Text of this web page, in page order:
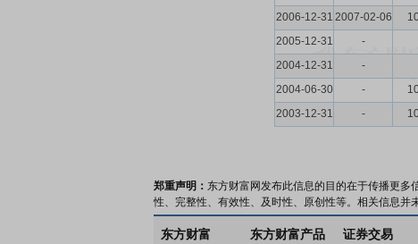
2006-12-31 2007-02-06
2005-12-31
-
2004-12-31
-
2004-06-30
-
2003-12-31
-
郑重声明： 东方财富网发布此信息的目的在于传播更
性、完整性、有效性、及时性、原创性等。相关信息并
东方财富 东方财富产品 证券交易